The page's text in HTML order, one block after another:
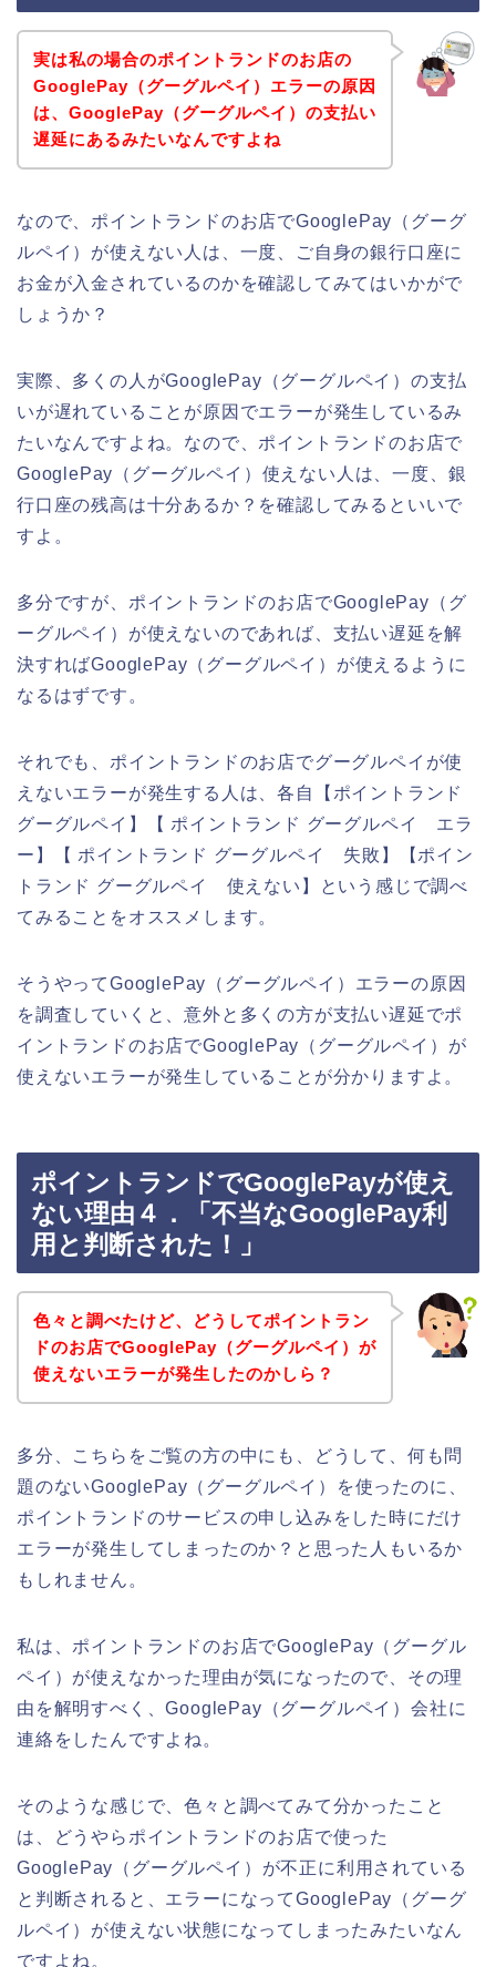
実は私の場合のポイントランドのお店の
GooglePay（グーグルペイ）エラーの原因
は、GooglePay（グーグルペイ）の支払い
遅延にあるみたいなんですよね
なので、ポイントランドのお店でGooglePay（グーグ
ルペイ）が使えない人は、一度、ご自身の銀行口座に
お金が入金されているのかを確認してみてはいかがで
しょうか？
実際、多くの人がGooglePay（グーグルペイ）の支払
いが遅れていることが原因でエラーが発生しているみ
たいなんですよね。なので、ポイントランドのお店で
GooglePay（グーグルペイ）使えない人は、一度、銀
行口座の残高は十分あるか？を確認してみるといいで
すよ。
多分ですが、ポイントランドのお店でGooglePay（グ
ーグルペイ）が使えないのであれば、支払い遅延を解
決すればGooglePay（グーグルペイ）が使えるように
なるはずです。
それでも、ポイントランドのお店でグーグルペイが使
えないエラーが発生する人は、各自【ポイントランド
グーグルペイ】【 ポイントランド グーグルペイ エラ
ー】【 ポイントランド グーグルペイ 失敗】【ポイン
トランド グーグルペイ 使えない】という感じで調べ
てみることをオススメします。
そうやってGooglePay（グーグルペイ）エラーの原因
を調査していくと、意外と多くの方が支払い遅延でポ
イントランドのお店でGooglePay（グーグルペイ）が
使えないエラーが発生していることが分かりますよ。
ポイントランドでGooglePayが使え
ない理由４．「不当なGooglePay利
用と判断された！」
色々と調べたけど、どうしてポイントラン
ドのお店でGooglePay（グーグルペイ）が
使えないエラーが発生したのかしら？
多分、こちらをご覧の方の中にも、どうして、何も問
題のないGooglePay（グーグルペイ）を使ったのに、
ポイントランドのサービスの申し込みをした時にだけ
エラーが発生してしまったのか？と思った人もいるか
もしれません。
私は、ポイントランドのお店でGooglePay（グーグル
ペイ）が使えなかった理由が気になったので、その理
由を解明すべく、GooglePay（グーグルペイ）会社に
連絡をしたんですよね。
そのような感じで、色々と調べてみて分かったこと
は、どうやらポイントランドのお店で使った
GooglePay（グーグルペイ）が不正に利用されている
と判断されると、エラーになってGooglePay（グーグ
ルペイ）が使えない状態になってしまったみたいなん
ですよね。